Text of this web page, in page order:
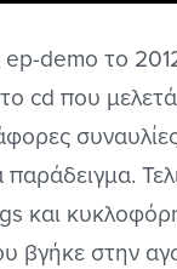
demo το
cd που
και
βγήκε στην